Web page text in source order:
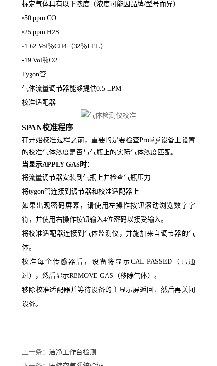
标定气体具有以下浓度（浓度可能因品牌/型号而异）
•50 ppm CO
•25 ppm H2S
•1.62 Vol％CH4（32％LEL）
•19 Vol％O2
Tygon管
气体流量调节器能够提供0.5 LPM
校准适配器
SPAN校准程序
在开始校准过程之前，重要的是要检查Protégé设备上设置
的校准气体浓度是否与气瓶上的实际气体浓度匹配。
当显示APPLY GAS时：
将流量调节器安装到气瓶上并检查气瓶压力
将tygon管连接到调节器和校准适配器上
如果出现密码屏幕，请使用左操作按钮滚动浏览数字字
符，并使用右操作按钮输入4位密码以接受输入。
将校准适配器连接到气体监测仪，并施加来自调节器的气
体。
校准每个传感器后，设备将显示CAL PASSED（已通
过），然后显示REMOVE GAS（移除气体）。
移除校准适配器并等待设备的主显示屏返回，然后再关闭
设备。
上一条： 洁净工作台检测